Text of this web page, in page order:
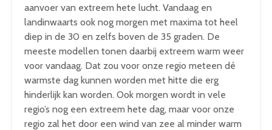
aanvoer van extreem hete lucht. Vandaag en
landinwaarts ook nog morgen met maxima tot heel
diep in de 30 en zelfs boven de 35 graden. De
meeste modellen tonen daarbij extreem warm weer
voor vandaag. Dat zou voor onze regio meteen dé
warmste dag kunnen worden met hitte die erg
hinderlijk kan worden. Ook morgen wordt in vele
regio’s nog een extreem hete dag, maar voor onze
regio zal het door een wind van zee al minder warm